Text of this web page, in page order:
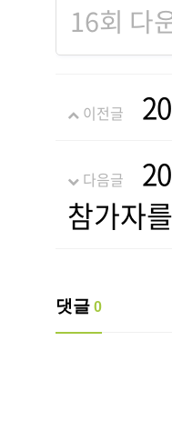
16회 다
이전글
다음글
참가자
댓글 0